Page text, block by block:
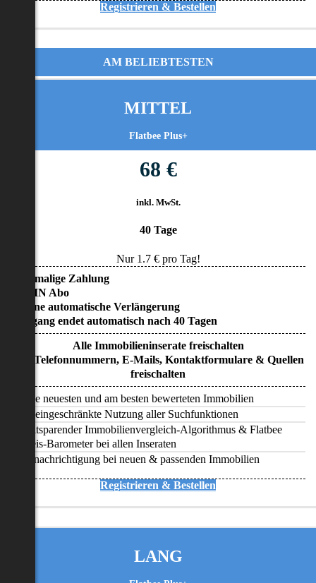
Registrieren & Bestellen
AM BELIEBTESTEN
MITTEL
Flatbee Plus+
68 €
inkl. MwSt.
40 Tage
Nur 1.7€ pro Tag!
• Einmalige Zahlung
• KEIN Abo
• Keine automatische Verlängerung
• Zugang endet automatisch nach 40 Tagen
Alle Immobilieninserate freischalten
Alle Telefonnummern, E-Mails, Kontaktformulare & Quellen
freischalten
Alle neuesten und am besten bewerteten Immobilien
Uneingeschränkte Nutzung aller Suchfunktionen
Zeitsparender Immobilienvergleich-Algorithmus & Flatbee
Preis-Barometer bei allen Inseraten
Benachrichtigung bei neuen & passenden Immobilien
Registrieren & Bestellen
LANG